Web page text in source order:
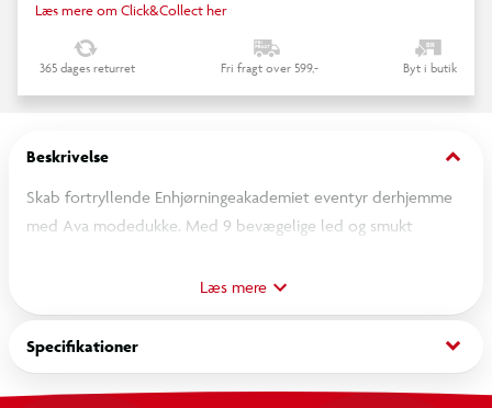
Læs mere om Click&Collect her
365 dages returret Fri fragt over 599,- Byt i butik
Beskrivelse keyboard_arrow_down
Skab fortryllende Enhjørningeakademiet eventyr derhjemme
med Ava modedukke. Med 9 bevægelige led og smukt
gennem hendes karakteristiske outfit fra serien. Hendes flotte
hår kan styles med det medfølgende stylingstilbehør.
Inspireret af NETFLIX's aninmationsserie og bestseller bøger,
hvor venskab blomstrer, bringes figurerne fra
Enhjørningeakademiet til live. Oplev og udvid din verden med
Læs mere
Specifikationer keyboard_arrow_down